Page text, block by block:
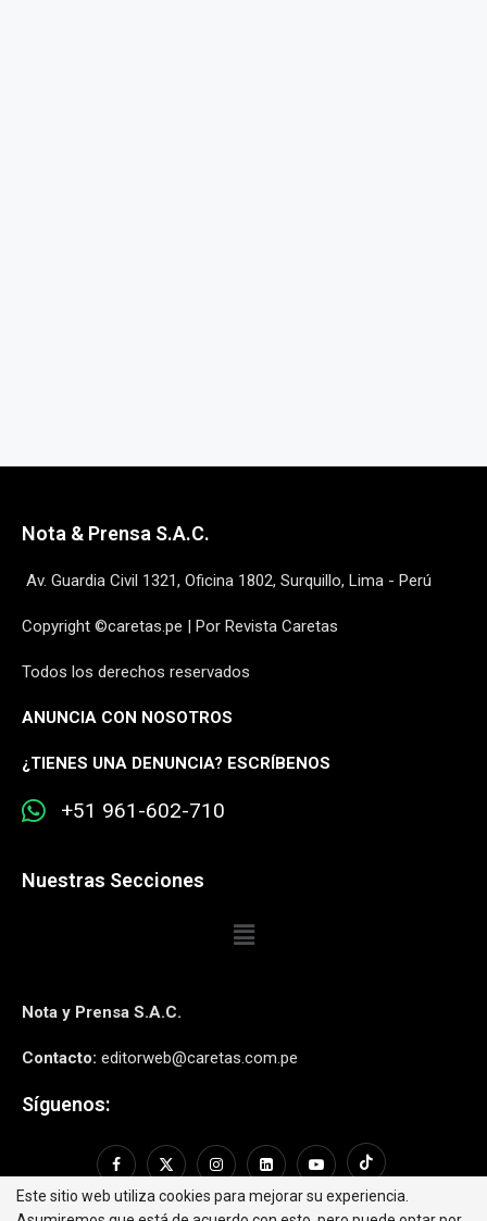
Nota & Prensa S.A.C.
Av. Guardia Civil 1321, Oficina 1802, Surquillo, Lima - Perú
Copyright ©caretas.pe | Por Revista Caretas
Todos los derechos reservados
ANUNCIA CON NOSOTROS
¿TIENES UNA DENUNCIA? ESCRÍBENOS
+51 961-602-710
Nuestras Secciones
Nota y Prensa S.A.C.
Contacto: editorweb@caretas.com.pe
Síguenos:
Este sitio web utiliza cookies para mejorar su experiencia.